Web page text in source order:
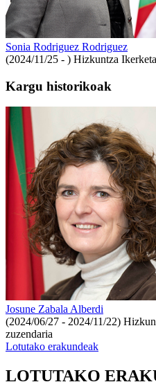
Sonia Rodriguez Rodriguez
(2024/11/25 - ) Hizkuntza
Kargu historikoak
Josune Zabala Alberdi
(2024/06/27 - 2024/11/22)
zuzendaria
Lotutako erakundeak
LOTUTAKO